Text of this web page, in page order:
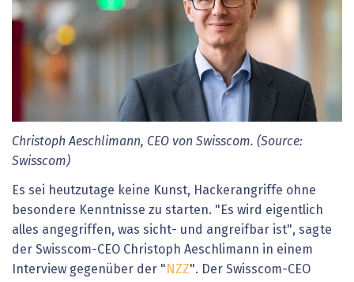
Christoph Aeschlimann, CEO von Swisscom. (Source:
Swisscom)
Es sei heutzutage keine Kunst, Hackerangriffe ohne
besondere Kenntnisse zu starten. "Es wird eigentlich
alles angegriffen, was sicht- und angreifbar ist", sagte
der Swisscom-CEO Christoph Aeschlimann in einem
Interview gegenüber der " NZZ". Der Swisscom-CEO